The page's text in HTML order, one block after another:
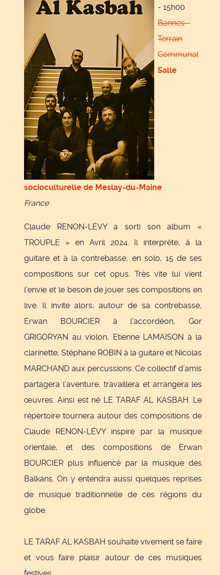
- 15h00
Bannes -
Terrain
Communal
Salle
socioculturelle de Meslay-du-Maine
France
Claude RENON-LÉVY a sorti son album «
TROUPLE » en Avril 2024. Il interprète, à la
guitare et à la contrebasse, en solo, 15 de ses
compositions sur cet opus. Très vite lui vient
l’envie et le besoin de jouer ses compositions en
live. Il invite alors, autour de sa contrebasse,
Erwan BOURCIER à l’accordéon, Gor
GRIGORYAN au violon, Etienne LAMAISON à la
clarinette, Stéphane ROBIN à la guitare et Nicolas
MARCHAND aux percussions. Ce collectif d’amis
partagera l’aventure, travaillera et arrangera les
œuvres. Ainsi est né LE TARAF AL KASBAH. Le
répertoire tournera autour des compositions de
Claude RENON-LÉVY inspiré par la musique
orientale, et des compositions de Erwan
BOURCIER plus influencé par la musique des
Balkans. On y entendra aussi quelques reprises
de musique traditionnelle de ces régions du
globe.
LE TARAF AL KASBAH souhaite vivement se faire
et vous faire plaisir autour de ces musiques
festives.